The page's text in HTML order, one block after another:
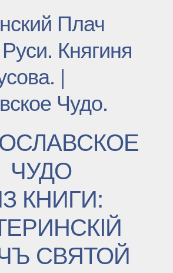
Плач
Княгиня
|
Чудо.
ЧУДО
КНИГИ:
СВЯТОЙ